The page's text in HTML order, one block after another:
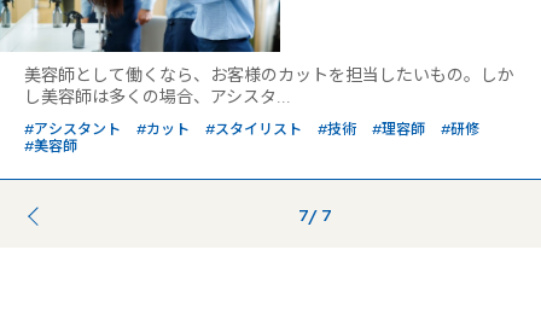
美容師として働くなら、お客様のカットを担当したいもの。しか
し美容師は多くの場合、アシスタ...
#アシスタント #カット #スタイリスト #技術 #理容師
#研修
#美容師
7/ 7